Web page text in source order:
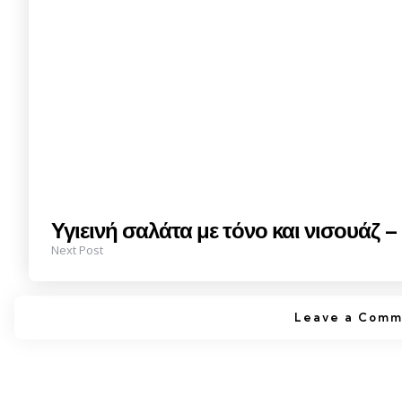
Υγιεινή σαλάτα με τόνο και νισουάζ
Next Post
Leave a